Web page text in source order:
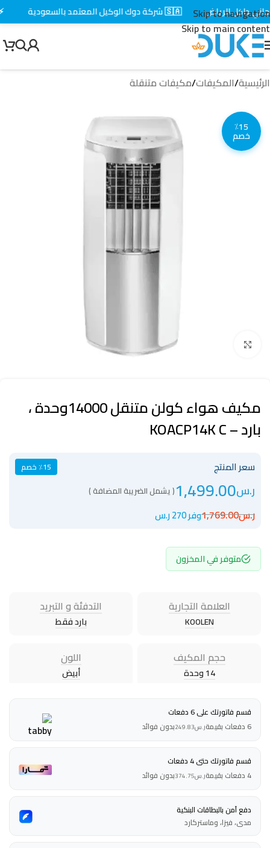
Skip to navigation
Skip to main content
الرئيسية/المكيفات/مكيفات متنقلة
٪15
خصم
Click to enlarge
مكيف هواء كولن متنقل 14000وحدة ،
بارد – KOACP14K C
سعر المنتج ٪15 خصم
ر.س1,499.00( يشمل الضريبة المضافة )
ر.س1,769.00وفر 270 ر.س
متوفر في المخزون
العلامة التجارية
KOOLEN
التدفئة و التبريد
بارد فقط
حجم المكيف
14 وحدة
اللون
أبيض
قسم فاتورتك على 6 دفعات
6 دفعات بقيمة
ر.س249.83بدون فوائد
قسم فاتورتك حتى 4 دفعات
4 دفعات بقيمة
ر.س374.75بدون فوائد
دفع آمن بالبطاقات البنكية
مدى، فيزا، وماستركارد
داخل الرياض 🇸🇦 شركة دوك الوكيل المعتمد بالسعودية